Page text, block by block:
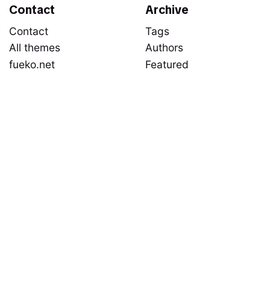
Archive
Tags
Authors
Featured
Contact
Contact
All themes
fueko.net